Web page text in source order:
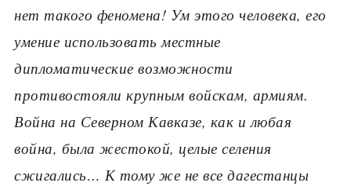
нет такого феномена! Ум этого человека, его
умение использовать местные
дипломатические возможности
противостояли крупным войскам, армиям.
Война на Северном Кавказе, как и любая
война, была жестокой, целые селения
сжигались… К тому же не все дагестанцы